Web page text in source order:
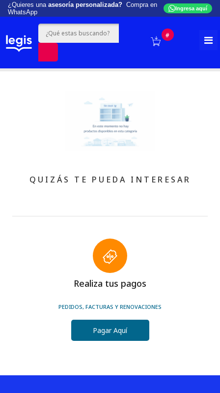
¿Quieres una asesoría personalizada? Compra en
WhatsApp
Ingresa aquí
#
QUIZÁS TE PUEDA INTERESAR
Realiza tus pagos
PEDIDOS, FACTURAS Y RENOVACIONES
Pagar Aquí